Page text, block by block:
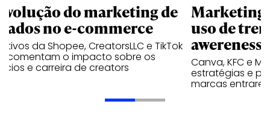
do marketing de
no e-commerce
da Shopee, CreatorsLLC e TikTok
comentam o impacto sobre os
e carreira de creators
Marketing
uso de
awereness
Canva, KFC e
estratégias e
marcas